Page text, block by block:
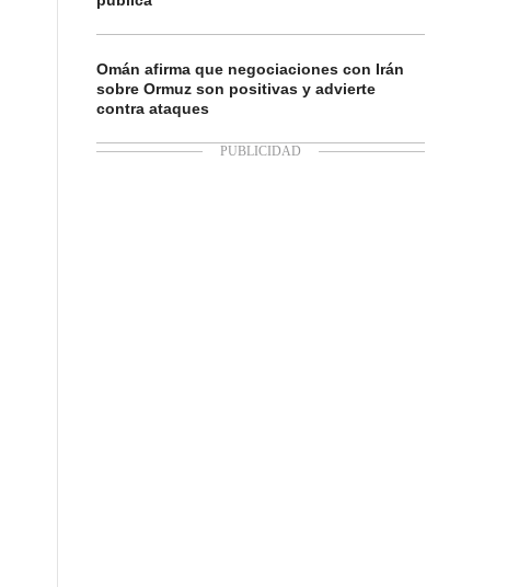
Omán afirma que negociaciones con Irán
sobre Ormuz son positivas y advierte
contra ataques